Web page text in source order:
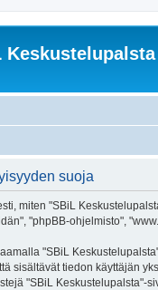
Keskustelupalsta
suoja
miten "SBiL
"phpBB-ohjelmisto",
"SBiL
sisältävät tiedon käyttäjän
"SBiL Keskustelupalsta"-